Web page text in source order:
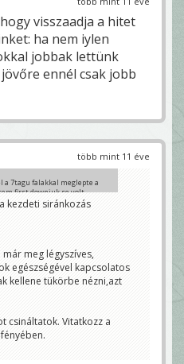
visszaadja a hitet
ha nem iylen
jobbak lettünk
ennél csak jobb
több mint 11 éve
a 7tagu falakkal meglepte a
first downjuk se volt.
kezdeti siránkozás
meg légyszíves,
egészségével kapcsolatos
kellene tükörbe nézni,azt
csináltatok. Vitatkozz a